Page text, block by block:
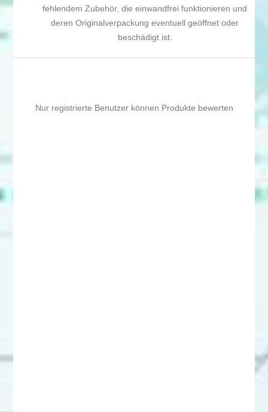
fehlendem Zubehör, die einwandfrei funktionieren und
deren Originalverpackung eventuell geöffnet oder
beschädigt ist.
Nur registrierte Benutzer können Produkte bewerten